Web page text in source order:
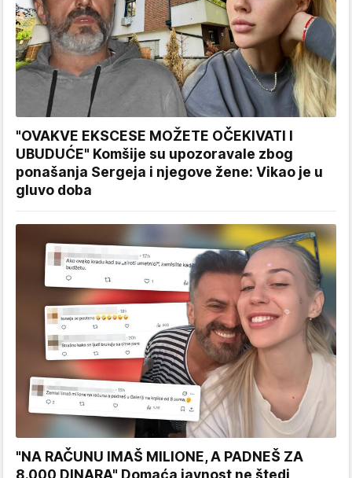
"OVAKVE EKSCESE MOŽETE OČEKIVATI I
UBUDUĆE" Komšije su upozoravale zbog
ponašanja Sergeja i njegove žene: Vikao je u
gluvo doba
"NA RAČUNU IMAŠ MILIONE, A PADNEŠ ZA
8.000 DINARA" Domaća javnost ne štedi